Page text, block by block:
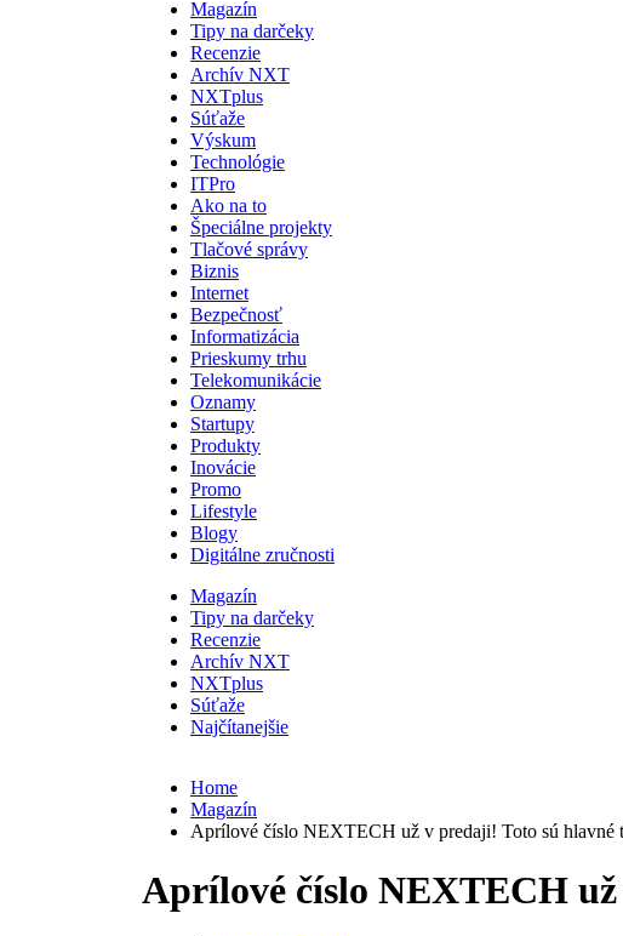
Magazín
Tipy na darčeky
Recenzie
Archív NXT
NXTplus
Súťaže
Výskum
Technológie
ITPro
Ako na to
Špeciálne projekty
Tlačové správy
Biznis
Internet
Bezpečnosť
Informatizácia
Prieskumy trhu
Telekomunikácie
Oznamy
Startupy
Produkty
Inovácie
Promo
Lifestyle
Blogy
Digitálne zručnosti
Magazín
Tipy na darčeky
Recenzie
Archív NXT
NXTplus
Súťaže
Najčítanejšie
Home
Magazín
Aprílové číslo NEXTECH už v predaji! Toto sú hlavné
Aprílové číslo NEXTECH